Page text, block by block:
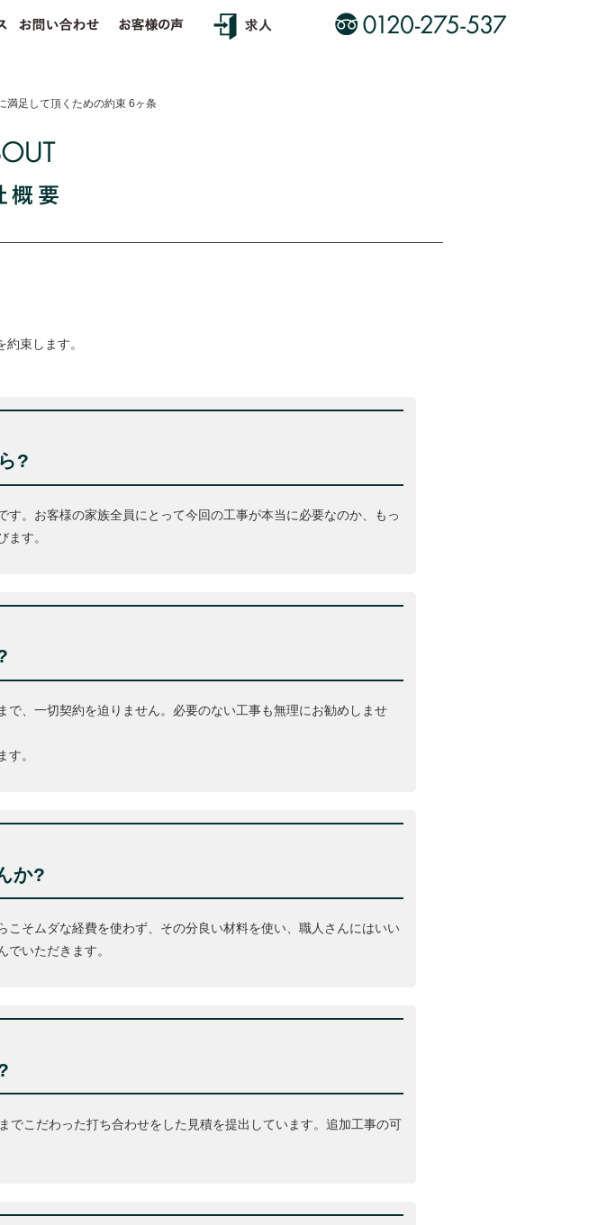
満足して頂くための約束 6ヶ条
束します。
?
。お客様の家族全員にとって今回の工事が本当に必要なのか、もっ
す。
、一切契約を迫りません。必要のない工事も無理にお勧めしませ
。
か?
そムダな経費を使わず、その分良い材料を使い、職人さんにはいい
いただきます。
でこだわった打ち合わせをした見積を提出しています。追加工事の可